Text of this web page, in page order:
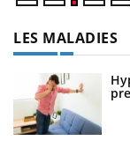
LES MALADIES